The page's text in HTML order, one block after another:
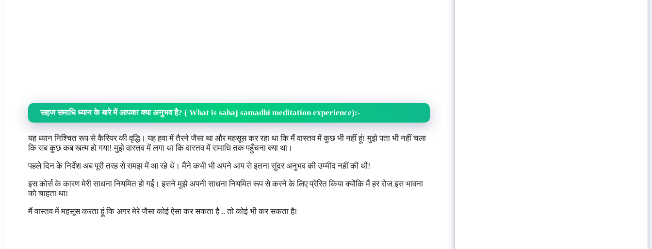
सहज समाधि ध्यान के बारे में आपका क्या अनुभव है? ( What is sahaj samadhi meditation experience):-
यह ध्यान निश्चित रूप से कैरियर की वृद्धि। यह हवा में तैरने जैसा था और महसूस कर रहा था कि मैं वास्तव में कुछ भी नहीं हूं! मुझे पता भी नहीं चला
कि सब कुछ कब खत्म हो गया! मुझे वास्तव में लगा था कि वास्तव में समाधि तक पहुँचना क्या था।
पहले दिन के निर्देश अब पूरी तरह से समझ में आ रहे थे। मैंने कभी भी अपने आप से इतना सुंदर अनुभव की उम्मीद नहीं की थी!
इस कोर्स के कारण मेरी साधना नियमित हो गई। इसने मुझे अपनी साधना नियमित रूप से करने के लिए प्रेरित किया क्योंकि मैं हर रोज इस भावना
को चाहता था!
मैं वास्तव में महसूस करता हूं कि अगर मेरे जैसा कोई ऐसा कर सकता है .. तो कोई भी कर सकता है!